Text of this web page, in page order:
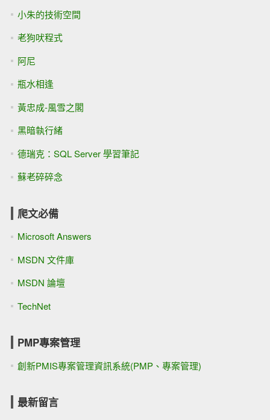
小朱的技術空間
老狗吠程式
阿尼
瓶水相逢
黃忠成-風雪之閣
黑暗執行緒
德瑞克：SQL Server 學習筆記
蘇老碎碎念
爬文必備
Microsoft Answers
MSDN 文件庫
MSDN 論壇
TechNet
PMP專案管理
創新PMIS專案管理資訊系統(PMP、專案管理)
最新留言